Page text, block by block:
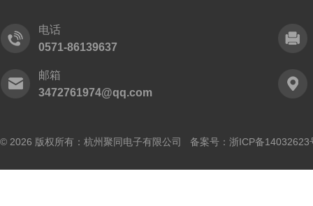
电话
0571-86139637
邮箱
3472761974@qq.com
© 2026 版权所有：杭州聚同电子有限公司 备案号： 浙ICP备14032623